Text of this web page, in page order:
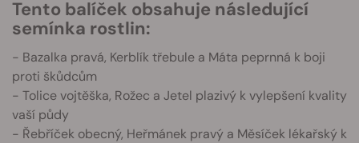
Tento balíček obsahuje následující
semínka rostlin:
- Bazalka pravá, Kerblík třebule a Máta peprnná k boji
proti škůdcům
- Tolice vojtěška, Rožec a Jetel plazivý k vylepšení kvality
vaší půdy
- Řebříček obecný, Heřmánek pravý a Měsíček lékařský k